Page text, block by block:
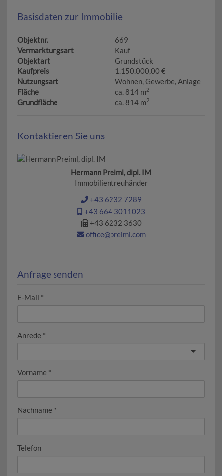
Basisdaten zur Immobilie
Objektnr.
669
Vermarktungsart
Kauf
Objektart
Grundstück
Kaufpreis
1.150.000,00 €
Nutzungsart
Wohnen Gewerbe Anlage
Fläche
ca. 814 m2
Grundfläche ca. 814 m2
Kontaktieren Sie uns
Hermann Preiml, dipl. IM
Immobilientreuhänder
+43 6232 7289
+43 664 3011023
+43 6232 3630
office@preiml.com
Anfrage senden
E-Mail
Anrede
Vorname
Nachname
Telefon